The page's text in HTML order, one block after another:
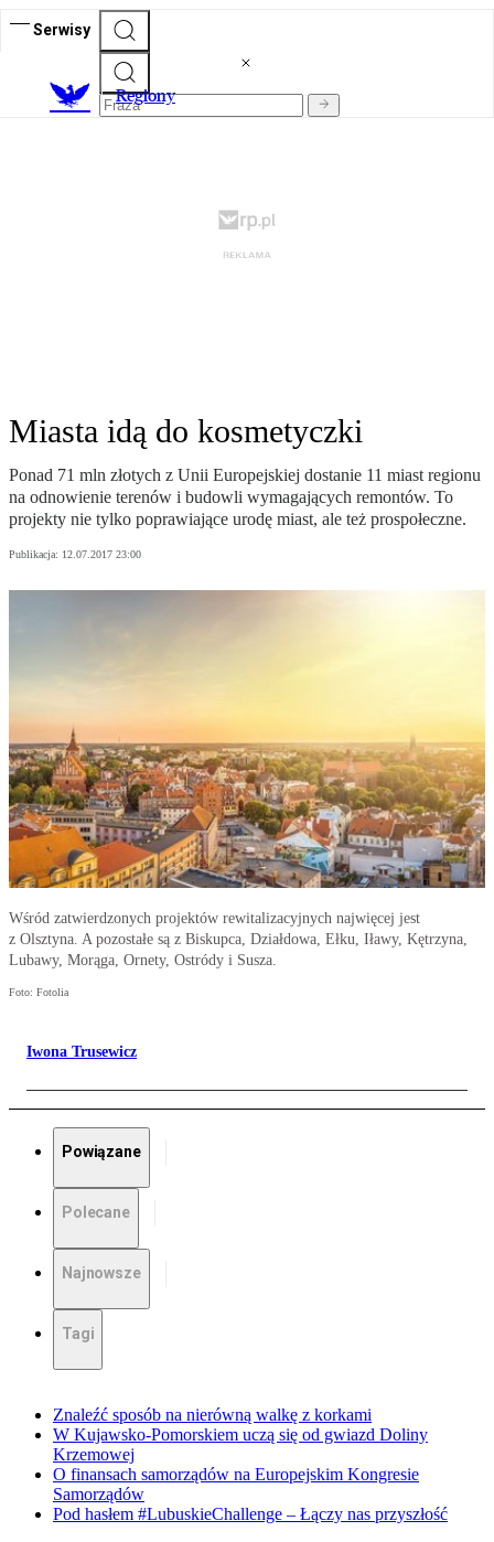
Serwisy
Regiony
Miasta idą do kosmetyczki
Ponad 71 mln złotych z Unii Europejskiej dostanie 11 miast regionu
na odnowienie terenów i budowli wymagających remontów. To
projekty nie tylko poprawiające urodę miast, ale też prospołeczne.
Publikacja: 12.07.2017 23:00
Wśród zatwierdzonych projektów rewitalizacyjnych najwięcej jest
z Olsztyna. A pozostałe są z Biskupca, Działdowa, Ełku, Iławy, Kętrzyna,
Lubawy, Morąga, Ornety, Ostródy i Susza.
Foto: Fotolia
Iwona Trusewicz
Powiązane
Polecane
Najnowsze
Tagi
Znaleźć sposób na nierówną walkę z korkami
W Kujawsko-Pomorskiem uczą się od gwiazd Doliny
Krzemowej
O finansach samorządów na Europejskim Kongresie
Samorządów
Pod hasłem #LubuskieChallenge – Łączy nas przyszłość